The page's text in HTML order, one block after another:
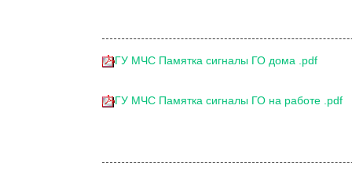
ГУ МЧС Памятка сигналы ГО дома .pdf
ГУ МЧС Памятка сигналы ГО на работе .pdf